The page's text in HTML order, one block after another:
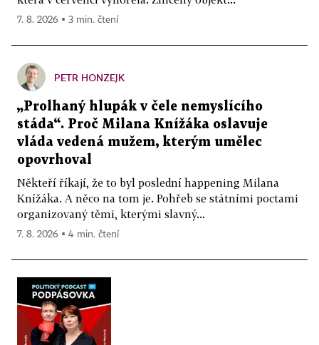
7. 8. 2026 ▪ 3 min. čtení
PETR HONZEJK
„Prolhaný hlupák v čele nemyslícího
stáda“. Proč Milana Knížáka oslavuje
vláda vedená mužem, kterým umělec
opovrhoval
Někteří říkají, že to byl poslední happening Milana
Knížáka. A něco na tom je. Pohřeb se státními poctami
organizovaný těmi, kterými slavný...
7. 8. 2026 ▪ 4 min. čtení